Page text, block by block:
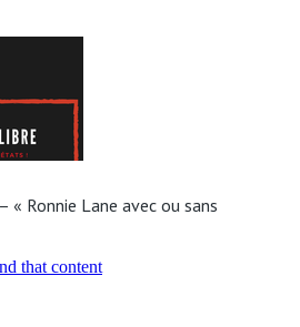
« Ronnie Lane avec ou sans